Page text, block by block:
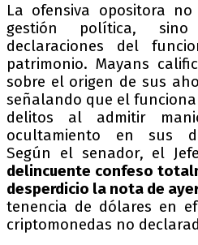
La ofensiva opositora
gestión política,
declaraciones del
patrimonio. Mayans
sobre el origen de sus
señalando que el
delitos al admitir
ocultamiento en sus
Según el senador, el
delincuente confeso
desperdicio la nota de
tenencia de dólares en
criptomonedas no